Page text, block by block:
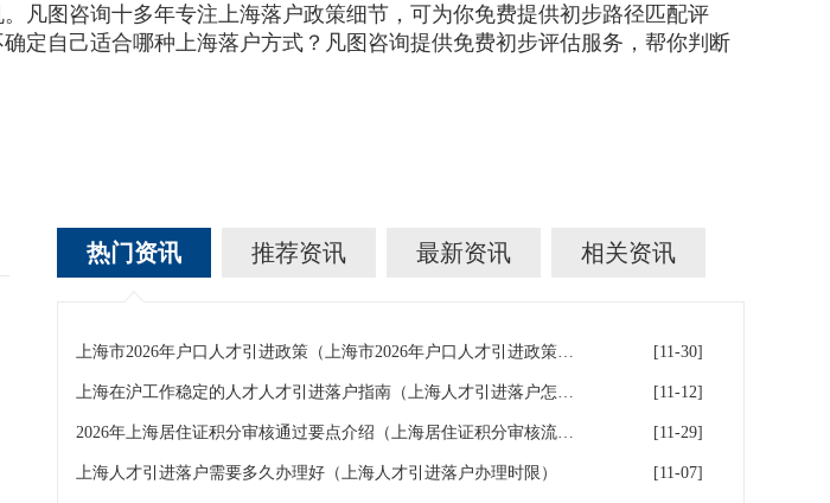
凡图咨询十多年专注上海落户政策细节，可为你免费提供初步路径匹配评
定自己适合哪种上海落户方式？凡图咨询提供免费初步评估服务，帮你判断
热门资讯 推荐资讯 最新资讯 相关资讯
上海市2026年户口人才引进政策（上海市2026年户口人才引进政策文件） [11-30]
上海在沪工作稳定的人才人才引进落户指南（上海人才引进落户怎么办理） [11-12]
2026年上海居住证积分审核通过要点介绍（上海居住证积分审核流程） [11-29]
上海人才引进落户需要多久办理好（上海人才引进落户办理时限） [11-07]